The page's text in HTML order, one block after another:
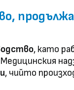
, като
, чийто